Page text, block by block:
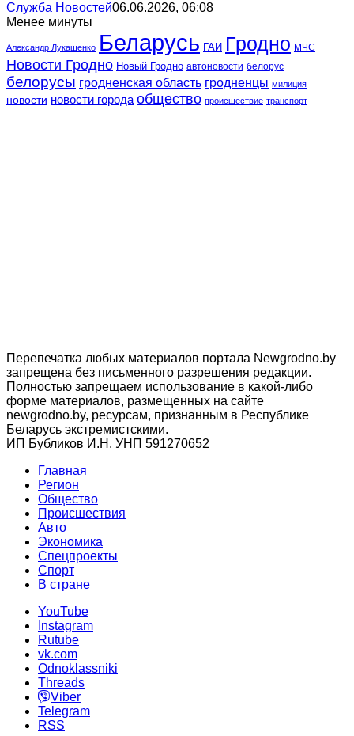
Служба Новостей06.06.2026, 06:08
Менее минуты
Александр Лукашенко Беларусь ГАИ Гродно МЧС
Новости Гродно Новый Гродно автоновости белорус
белорусы гродненская область гродненцы милиция
новости новости города общество происшествие транспорт
Перепечатка любых материалов портала Newgrodno.by
запрещена без письменного разрешения редакции.
Полностью запрещаем использование в какой-либо
форме материалов, размещенных на сайте
newgrodno.by, ресурсам, признанным в Республике
Беларусь экстремистскими.
ИП Бубликов И.Н. УНП 591270652
Главная
Регион
Общество
Происшествия
Авто
Экономика
Спецпроекты
Cпорт
В стране
YouTube
Instagram
Rutube
vk.com
Odnoklassniki
Threads
Viber
Telegram
RSS